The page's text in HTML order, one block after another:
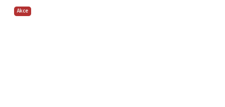
Akce